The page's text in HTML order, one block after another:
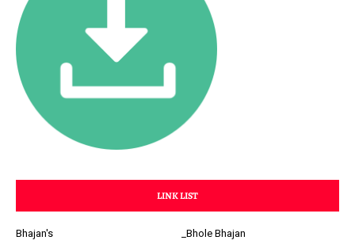
LINK LIST
Bhajan's
_Bhole Bhajan